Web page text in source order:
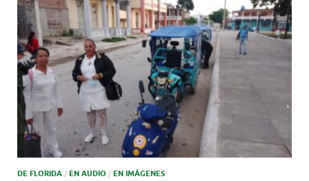
DE FLORIDA / EN AUDIO / EN IMÁGENES